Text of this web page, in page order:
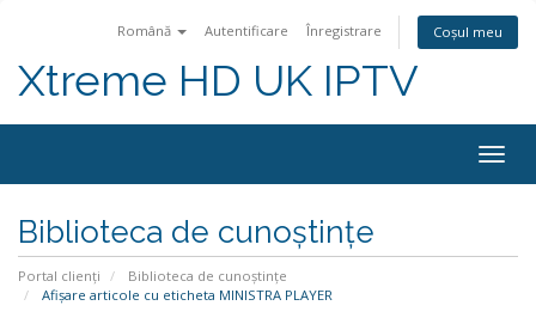
Română Autentificare Înregistrare Coșul meu
Xtreme HD UK IPTV
Biblioteca de cunoștințe
Portal clienți
Biblioteca de cunoștințe
Afișare articole cu eticheta MINISTRA PLAYER